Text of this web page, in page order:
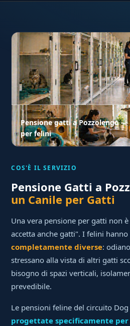
Pensione gatti a Pozzolengo
per felini
COS'È IL SERVIZIO
Pensione Gatti a
un Canile per Gatti
Una vera pensione per gatti non
accetta anche gatti". I felini hanno
completamente diverse:
stressano alla vista di altri gatti
bisogno di spazi verticali,
prevedibile.
Le pensioni feline del circuito
progettate specificamente